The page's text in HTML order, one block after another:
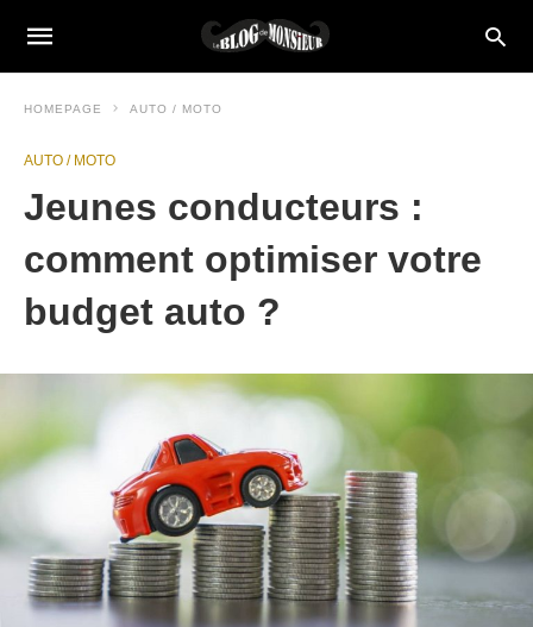
HOMEPAGE AUTO / MOTO
AUTO / MOTO
Jeunes conducteurs :
comment optimiser votre
budget auto ?